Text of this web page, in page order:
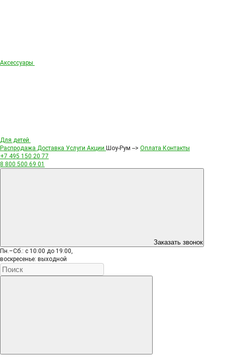
Аксессуары
Для детей
Распродажа Доставка Услуги Акции Шоу-Рум --> Оплата Контакты
+7 495 150 20 77
8 800 500 69 01
Заказать звонок
Пн.–Сб.: с 10:00 до 19:00,
воскресенье: выходной